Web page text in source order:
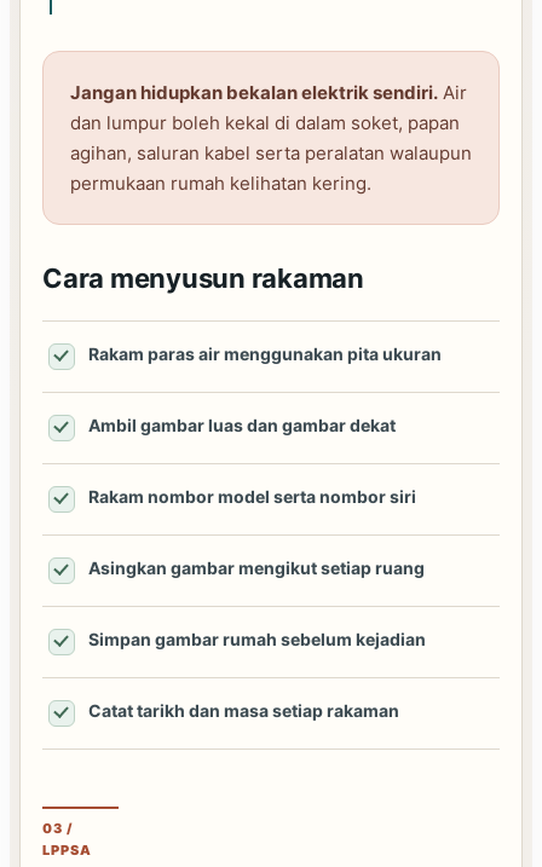
Jangan hidupkan bekalan elektrik sendiri. Air
dan lumpur boleh kekal di dalam soket, papan
agihan, saluran kabel serta peralatan walaupun
permukaan rumah kelihatan kering.
Cara menyusun rakaman
Rakam paras air menggunakan pita ukuran
Ambil gambar luas dan gambar dekat
Rakam nombor model serta nombor siri
Asingkan gambar mengikut setiap ruang
Simpan gambar rumah sebelum kejadian
Catat tarikh dan masa setiap rakaman
03 /
LPPSA